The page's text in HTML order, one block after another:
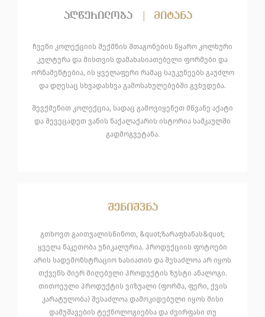
აღწერილობა | მიტანა
ჩვენი კოლექციის შექმნის შთაგონების წყარო კოლხური
კულტურა და მისთვის დამახასიათებელი ფორმები და
ორნამენტებია, ის ყველაფერი რამაც საუკუნეებს გაუძლო
და დღესაც სხვადასხვა გამოსახულებებში გვხვდება.
შევქმენით კოლექცია, სადაც გამოვიყენეთ მწვანე აქატი
და შევეცადეთ ვანის ნაქალაქარის ისტორია სამკაულში
გადმოგვეტანა.
შენიშვნა
გთხოვთ გაითვალისწინოთ, &quot;ზარაფხანას&quot;
ყველა ნაკეთობა უნიკალურია. პროდუქციის ფოტოები
არის სადემონსტრაციო ხასიათის და შესაძლოა არ იყოს
თქვენს მიერ მიღებული პროდუქტის ზუსტი ანალოგი.
თითოეული პროდუქტის ვიზუალი (ფორმა, ფერი, ქვის
კარატულობა) შესაძლოა დამოკიდებული იყოს მისი
დამუშავების ტექნოლოგიებსა და ძვირფასი თუ